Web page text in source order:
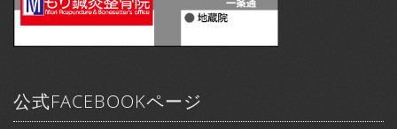
公式FACEBOOKページ